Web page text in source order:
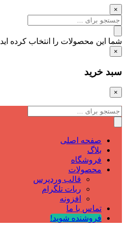
×
شما این محصولات را انتخاب کرده اید
×
سبد خرید
×
صفحه اصلی
بلاگ
فروشگاه
محصولات
قالب وردپرس
ربات تلگرام
افزونه
تماس با ما
فروشنده شوید!